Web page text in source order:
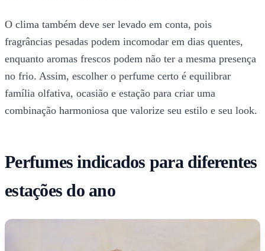
O clima também deve ser levado em conta, pois
fragrâncias pesadas podem incomodar em dias quentes,
enquanto aromas frescos podem não ter a mesma presença
no frio. Assim, escolher o perfume certo é equilibrar
família olfativa, ocasião e estação para criar uma
combinação harmoniosa que valorize seu estilo e seu look.
Perfumes indicados para diferentes
estações do ano